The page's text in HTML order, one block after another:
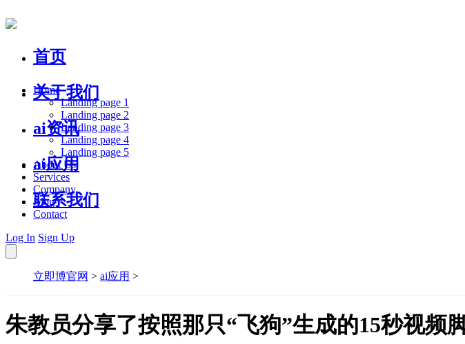
首页
关于我们
ai资讯
ai应用
联系我们
Home
Landing page 1
Landing page 2
Landing page 3
Landing page 4
Landing page 5
About Us
Services
Company
Blog
Contact
Log In Sign Up
立即博官网 > ai应用 >
朱教员分享了按照那只“飞狗”生成的15秒视频